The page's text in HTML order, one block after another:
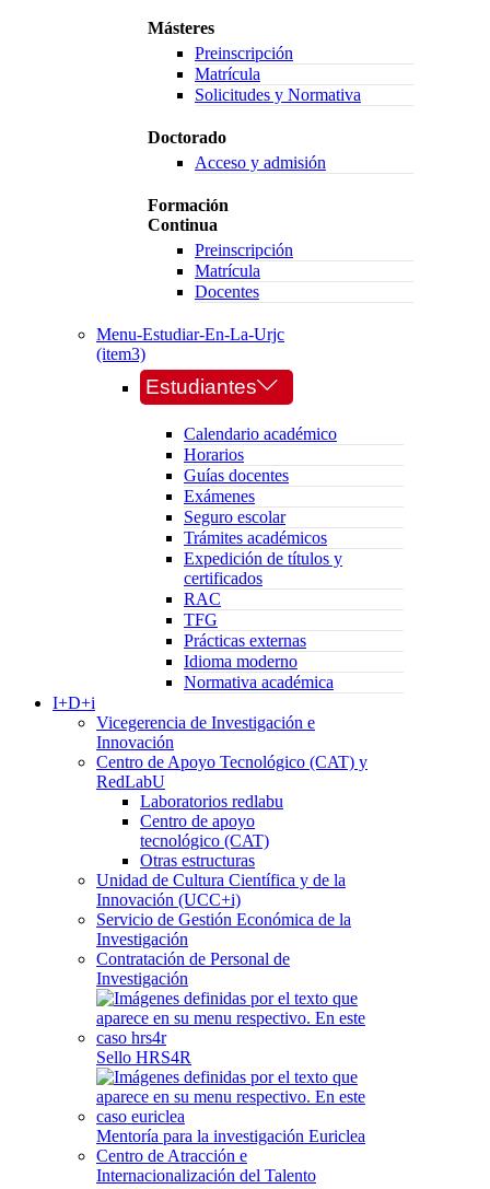
Másteres
Preinscripción
Matrícula
Solicitudes y Normativa
Doctorado
Acceso y admisión
Formación
Continua
Preinscripción
Matrícula
Docentes
Menu-Estudiar-En-La-Urjc
(item3)
Estudiantes
Calendario académico
Horarios
Guías docentes
Exámenes
Seguro escolar
Trámites académicos
Expedición de títulos y
certificados
RAC
TFG
Prácticas externas
Idioma moderno
Normativa académica
I+D+i
Vicegerencia de Investigación e
Innovación
Centro de Apoyo Tecnológico (CAT) y
RedLabU
Laboratorios redlabu
Centro de apoyo
tecnológico (CAT)
Otras estructuras
Unidad de Cultura Científica y de la
Innovación (UCC+i)
Servicio de Gestión Económica de la
Investigación
Contratación de Personal de
Investigación
Sello HRS4R
Mentoría para la investigación Euriclea
Centro de Atracción e
Internacionalización del Talento